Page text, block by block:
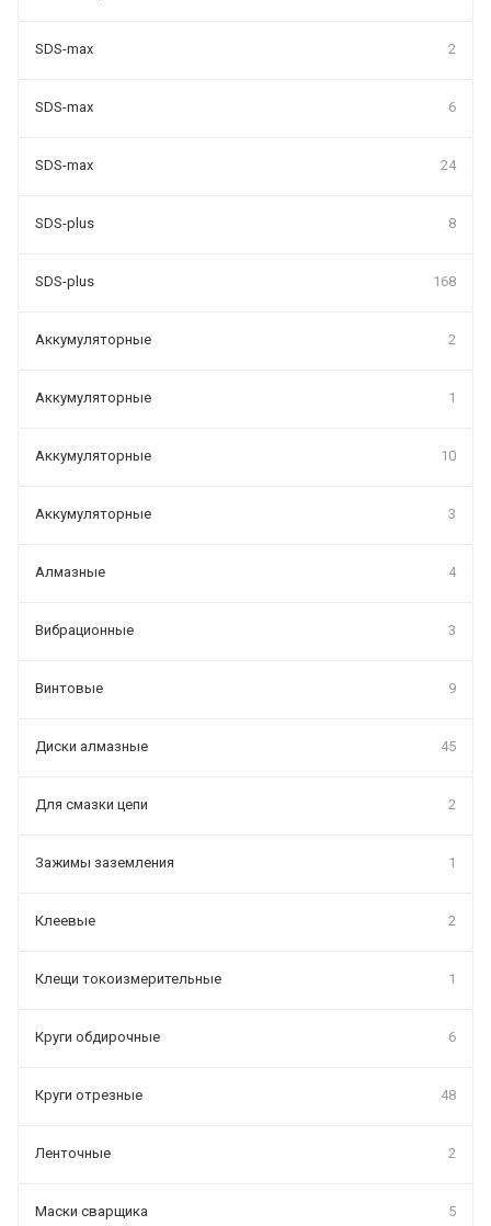
SDS-max 2
SDS-max 6
SDS-max 24
SDS-plus 8
SDS-plus 168
Аккумуляторные 2
Аккумуляторные 1
Аккумуляторные 10
Аккумуляторные 3
Алмазные 4
Вибрационные 3
Винтовые 9
Диски алмазные 45
Для смазки цепи 2
Зажимы заземления 1
Клеевые 2
Клещи токоизмерительные 1
Круги обдирочные 6
Круги отрезные 48
Ленточные 2
Маски сварщика 5